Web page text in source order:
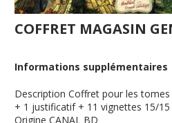
COFFRET MAGASIN
Informations supplémentaires
Description Coffret pour les
+ 1 justificatif + 11 vignettes 15/15
Origine CANAL BD